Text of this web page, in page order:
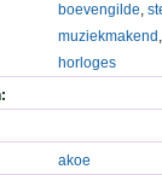
boevengilde,
muziekmakend
horloges
akoe